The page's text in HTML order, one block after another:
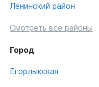
Ленинский район
Смотреть все районы
Город
Егорлыкская